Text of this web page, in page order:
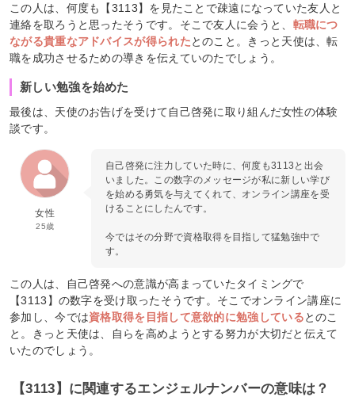
この人は、何度も【3113】を見たことで疎遠になっていた友人と
連絡を取ろうと思ったそうです。そこで友人に会うと、 転職につ
ながる貴重なアドバイスが得られたとのこと。きっと天使は、転
職を成功させるための導きを伝えていのたでしょう。
新しい勉強を始めた
最後は、天使のお告げを受けて自己啓発に取り組んだ女性の体験
談です。
女性
25歳
自己啓発に注力していた時に、何度も3113と出会
いました。この数字のメッセージが私に新しい学び
を始める勇気を与えてくれて、オンライン講座を受
けることにしたんです。
今ではその分野で資格取得を目指して猛勉強中で
す。
この人は、自己啓発への意識が高まっていたタイミングで
【3113】の数字を受け取ったそうです。そこでオンライン講座に
参加し、今では資格取得を目指して意欲的に勉強しているとのこ
と。きっと天使は、自らを高めようとする努力が大切だと伝えて
いたのでしょう。
【3113】に関連するエンジェルナンバーの意味は？